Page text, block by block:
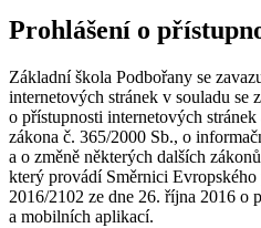
Prohlášení o
Základní škola Podbořany se
internetových stránek v souladu se
o přístupnosti internetových
zákona č. 365/2000 Sb., o
a o změně některých dalších
který provádí Směrnici
2016/2102 ze dne 26. října 2016 o
a mobilních aplikací.